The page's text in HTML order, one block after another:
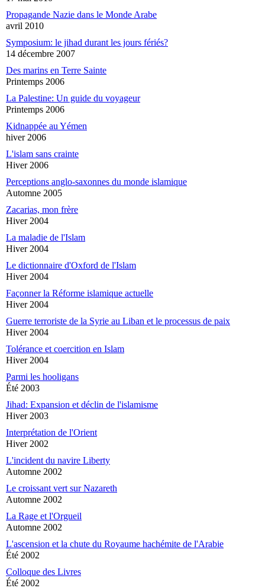
Propagande Nazie dans le Monde Arabe
avril 2010
Symposium: le jihad durant les jours fériés?
14 décembre 2007
Des marins en Terre Sainte
Printemps 2006
La Palestine: Un guide du voyageur
Printemps 2006
Kidnappée au Yémen
hiver 2006
L'islam sans crainte
Hiver 2006
Perceptions anglo-saxonnes du monde islamique
Automne 2005
Zacarias, mon frère
Hiver 2004
La maladie de l'Islam
Hiver 2004
Le dictionnaire d'Oxford de l'Islam
Hiver 2004
Façonner la Réforme islamique actuelle
Hiver 2004
Guerre terroriste de la Syrie au Liban et le processus de paix
Hiver 2004
Tolérance et coercition en Islam
Hiver 2004
Parmi les hooligans
Été 2003
Jihad: Expansion et déclin de l'islamisme
Hiver 2003
Interprétation de l'Orient
Hiver 2002
L'incident du navire Liberty
Automne 2002
Le croissant vert sur Nazareth
Automne 2002
La Rage et l'Orgueil
Automne 2002
L'ascension et la chute du Royaume hachémite de l'Arabie
Été 2002
Colloque des Livres
Été 2002